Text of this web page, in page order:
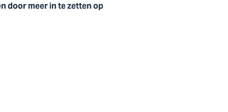
door meer in te zetten op